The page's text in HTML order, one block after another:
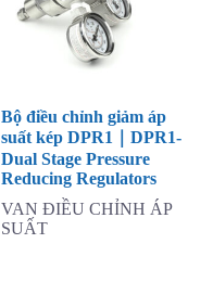
Bộ điều chỉnh giảm áp
suất kép DPR1｜DPR1-
Dual Stage Pressure
Reducing Regulators
VAN ĐIỀU CHỈNH ÁP
SUẤT